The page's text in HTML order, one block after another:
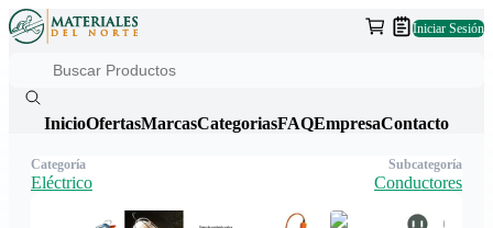
Iniciar Sesión
InicioOfertasMarcasCategoriasFAQEmpresaContacto
Categoría
Eléctrico
Subcategoría
Conductores